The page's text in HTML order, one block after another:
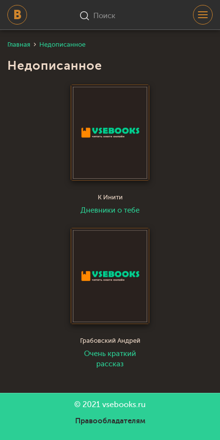
Поиск
Главная Недописанное
Недописанное
К Инити
Дневники о тебе
Грабовский Андрей
Очень краткий
рассказ
© 2021 vsebooks.ru
Правообладателям